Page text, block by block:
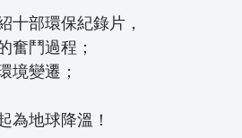
十部環保紀錄片，
奮鬥過程；
境變遷；
為地球降溫！